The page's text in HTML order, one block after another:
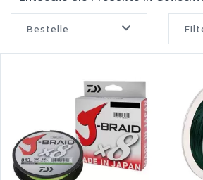
Bestelle